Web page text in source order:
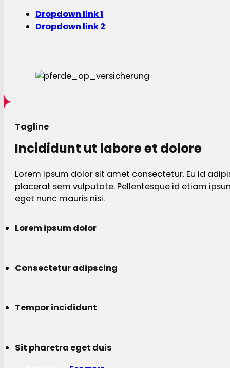
Dropdown link 1
Dropdown link 2
Tagline
Incididunt ut labore et dolore
Lorem ipsum dolor sit amet consectetur. Eu id
placerat sem vulputate. Pellentesque id etiam
eget nunc mauris nisi.
Lorem ipsum dolor
Consectetur adipscing
Tempor incididunt
Sit pharetra eget duis